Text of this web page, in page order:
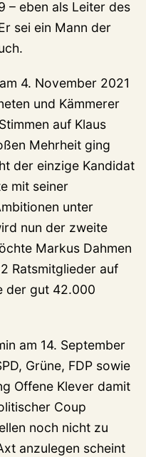
– eben als Leiter des
sei ein Mann der
4. November 2021
und Kämmerer
auf Klaus
Mehrheit ging
der einzige Kandidat
mit seiner
unter
nun der zweite
Markus Dahmen
Ratsmitglieder auf
der gut 42.000
am 14. September
Grüne, FDP sowie
Offene Klever damit
Coup
noch nicht zu
anzulegen scheint